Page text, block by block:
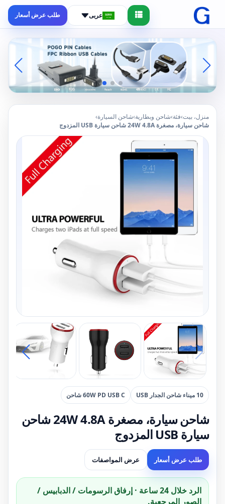
عربى طلب عرض أسعار
منزل، بيت›فئة›شاحن وبطارية›شاحن السيارة›
شاحن سيارة، مصغرة 24W 4.8A شاحن سيارة USB المزدوج
10 ميناء شاحن الجدار USB 60W PD USB C شاحن
شاحن سيارة، مصغرة 24W 4.8A شاحن
سيارة USB المزدوج
طلب عرض أسعار عرض المواصفات
الرد خلال 24 ساعة · إرفاق الرسومات / الدبابيس /
الصور المرجعية.